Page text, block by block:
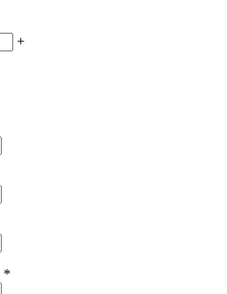
+
*